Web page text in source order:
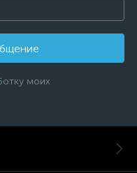
моих